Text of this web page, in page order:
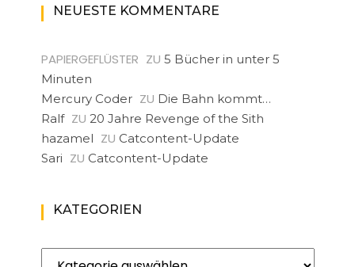
NEUESTE KOMMENTARE
PAPIERGEFLÜSTER ZU 5 Bücher in unter 5
Minuten
Mercury Coder ZU Die Bahn kommt…
Ralf ZU 20 Jahre Revenge of the Sith
hazamel ZU Catcontent-Update
Sari ZU Catcontent-Update
KATEGORIEN
Kategorien